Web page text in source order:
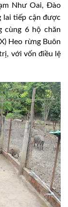
Như Oai, Đào
lai tiếp cận được
cùng 6 hộ chăn
Heo rừng Buôn
với vốn điều lệ